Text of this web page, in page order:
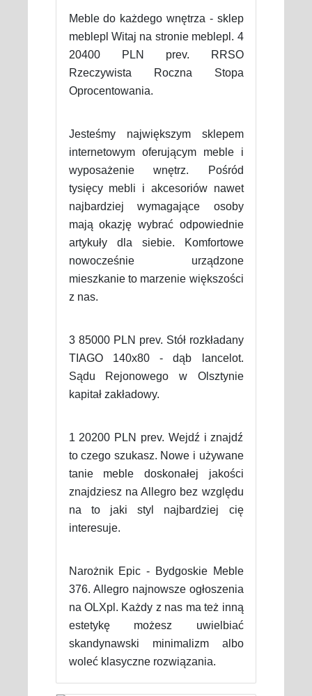
Meble do każdego wnętrza - sklep
meblepl Witaj na stronie meblepl. 4
20400 PLN prev. RRSO
Rzeczywista Roczna Stopa
Oprocentowania.
Jesteśmy największym sklepem
internetowym oferującym meble i
wyposażenie wnętrz. Pośród
tysięcy mebli i akcesoriów nawet
najbardziej wymagające osoby
mają okazję wybrać odpowiednie
artykuły dla siebie. Komfortowe
nowocześnie urządzone
mieszkanie to marzenie większości
z nas.
3 85000 PLN prev. Stół rozkładany
TIAGO 140x80 - dąb lancelot.
Sądu Rejonowego w Olsztynie
kapitał zakładowy.
1 20200 PLN prev. Wejdź i znajdź
to czego szukasz. Nowe i używane
tanie meble doskonałej jakości
znajdziesz na Allegro bez względu
na to jaki styl najbardziej cię
interesuje.
Narożnik Epic - Bydgoskie Meble
376. Allegro najnowsze ogłoszenia
na OLXpl. Każdy z nas ma też inną
estetykę możesz uwielbiać
skandynawski minimalizm albo
woleć klasyczne rozwiązania.